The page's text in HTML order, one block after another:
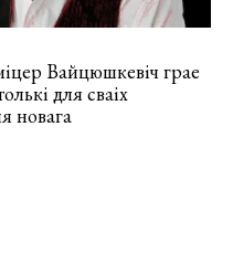
Вайцюшкевіч грае
для сваіх
новага